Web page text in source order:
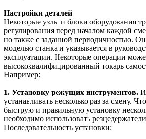
Настройки деталей
Некоторые узлы и блоки оборудования
регулирования перед началом каждой
но также с заданной периодичностью.
моделью станка и указывается в
эксплуатации. Некоторые операции
высококвалифицированный токарь
Например:
1. Установку режущих инструментов.
устанавливать несколько раз за смену.
быструю и правильную установку
необходимо использовать
Последовательность установки: